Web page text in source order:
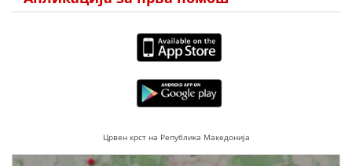
ФОРМУЛАРИ ЗА БАРАЊА
ЗДРАВСТВЕНО ПРЕВЕНТИВНА ДЕЈНОСТ
КРВОДАРИТЕЛСТВО
Црвен крст на Република Македонија